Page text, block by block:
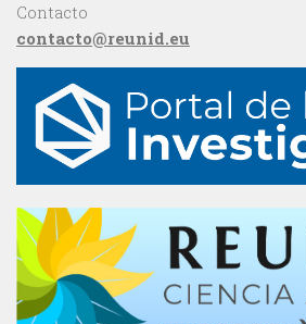
Contacto
contacto@reunid.eu